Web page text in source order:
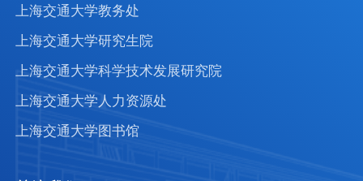
上海交通大学教务处
上海交通大学研究生院
上海交通大学科学技术发展研究院
上海交通大学人力资源处
上海交通大学图书馆